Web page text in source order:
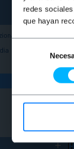
redes
que hayan
consentimiento
-
+